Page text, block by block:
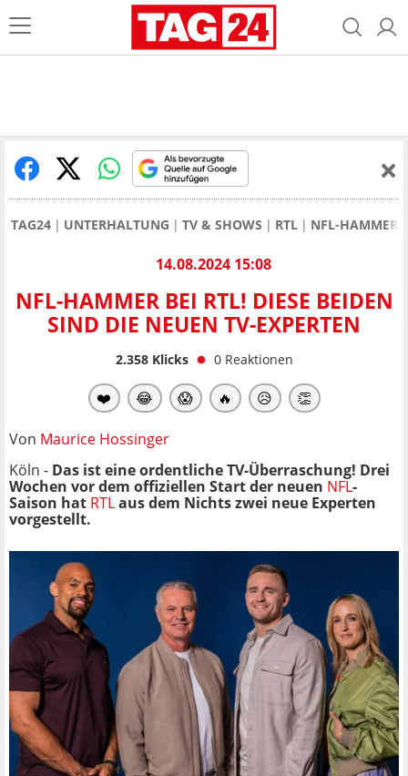
TAG24 UNTERHALTUNG TV & SHOWS RTL NFL-HAMMER
14.08.2024 15:08
NFL-HAMMER BEI RTL! DIESE BEIDEN
SIND DIE NEUEN TV-EXPERTEN
2.358Klicks 0 Reaktionen
❤️ 😂 😱 🔥 😥 👏
Von Maurice Hossinger
Köln - Das ist eine ordentliche TV-Überraschung! Drei
Wochen vor dem offiziellen Start der neuen NFL-
Saison hat RTLaus dem Nichts zwei neue Experten
vorgestellt.